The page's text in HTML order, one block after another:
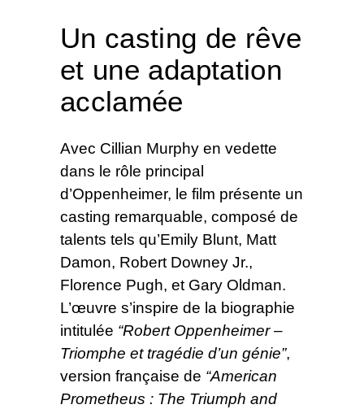
Un casting de rêve
et une adaptation
acclamée
Avec Cillian Murphy en vedette
dans le rôle principal
d’Oppenheimer, le film présente un
casting remarquable, composé de
talents tels qu’Emily Blunt, Matt
Damon, Robert Downey Jr.,
Florence Pugh, et Gary Oldman.
L’œuvre s’inspire de la biographie
intitulée “Robert Oppenheimer –
Triomphe et tragédie d’un génie”,
version française de “American
Prometheus : The Triumph and